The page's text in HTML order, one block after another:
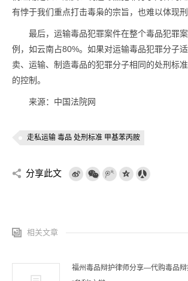
有悖于我们重点打击毒枭的宗旨，也难以体现刑
最后，运输毒品犯罪案件在整个毒品犯罪
例，如云南占80%。如果对运输毒品犯罪分子
卖、运输、制造毒品的犯罪分子相同的处刑标
的控制。
来源：中国法院网
走私运输 毒品 处刑标准 甲基苯丙胺
分享此文
相关文章
福州毒品辩护律师分享—代购毒品